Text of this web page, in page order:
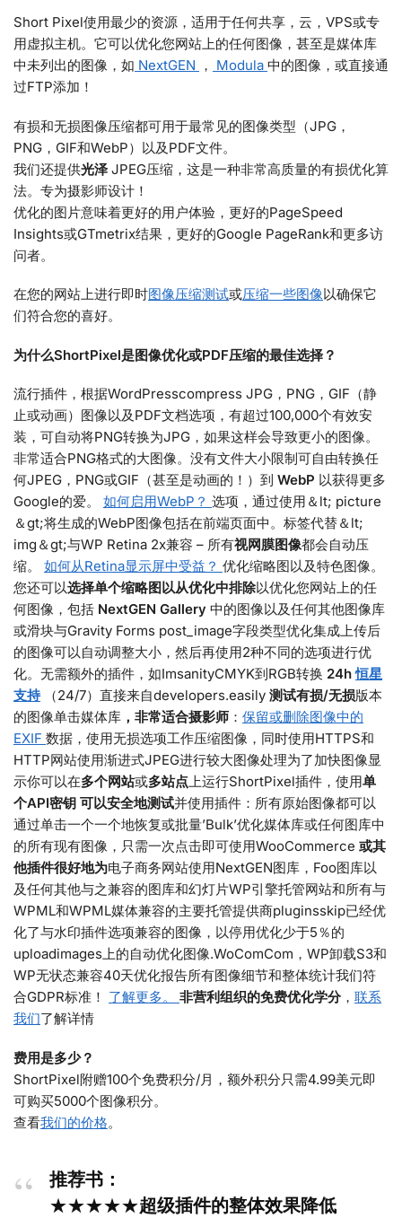
Short Pixel使用最少的资源，适用于任何共享，云，VPS或专
用虚拟主机。它可以优化您网站上的任何图像，甚至是媒体库
中未列出的图像，如 NextGEN ， Modula 中的图像，或直接通
过FTP添加！
有损和无损图像压缩都可用于最常见的图像类型（JPG，
PNG，GIF和WebP）以及PDF文件。
我们还提供光泽JPEG压缩，这是一种非常高质量的有损优化算
法。专为摄影师设计！
优化的图片意味着更好的用户体验，更好的PageSpeed
Insights或GTmetrix结果，更好的Google PageRank和更多访
问者。
在您的网站上进行即时图像压缩测试或压缩一些图像以确保它
们符合您的喜好。
为什么ShortPixel是图像优化或PDF压缩的最佳选择？
流行插件，根据WordPresscompress JPG，PNG，GIF（静
止或动画）图像以及PDF文档选项，有超过100,000个有效安
装，可自动将PNG转换为JPG，如果这样会导致更小的图像。
非常适合PNG格式的大图像。没有文件大小限制可自由转换任
何JPEG，PNG或GIF（甚至是动画的！）到 WebP 以获得更多
Google的爱。 如何启用WebP？ 选项，通过使用＆lt; picture
＆gt;将生成的WebP图像包括在前端页面中。标签代替＆lt;
img＆gt;与WP Retina 2x兼容 – 所有视网膜图像都会自动压
缩。 如何从Retina显示屏中受益？ 优化缩略图以及特色图像。
您还可以选择单个缩略图以从优化中排除以优化您网站上的任
何图像，包括 NextGEN Gallery 中的图像以及任何其他图像库
或滑块与Gravity Forms post_image字段类型优化集成上传后
的图像可以自动调整大小，然后再使用2种不同的选项进行优
化。无需额外的插件，如ImsanityCMYK到RGB转换 24h恒星
支持
（24/7）直接来自developers.easily 测试有损/无损版本
的图像单击媒体库 ，非常适合摄影师 ： 保留或删除图像中的
EXIF 数据，使用无损选项工作压缩图像，同时使用HTTPS和
HTTP网站使用渐进式JPEG进行较大图像处理为了加快图像显
示你可以在多个网站或多站点上运行ShortPixel插件，使用单
个API密钥 可以安全地测试并使用插件：所有原始图像都可以
通过单击一个一个地恢复或批量’Bulk’优化媒体库或任何图库中
的所有现有图像，只需一次点击即可使用WooCommerce 或其
他插件很好地为电子商务网站使用NextGEN图库，Foo图库以
及任何其他与之兼容的图库和幻灯片WP引擎托管网站和所有与
WPML和WPML媒体兼容的主要托管提供商pluginsskip已经优
化了与水印插件选项兼容的图像，以停用优化少于5％的
uploadimages上的自动优化图像.WoComCom，WP卸载S3和
WP无状态兼容40天优化报告所有图像细节和整体统计我们符
合GDPR标准！ 了解更多。 非营利组织的免费优化学分， 联系
我们了解详情
费用是多少？
ShortPixel附赠100个免费积分/月，额外积分只需4.99美元即
可购买5000个图像积分。
查看我们的价格。
推荐书：
★★★★★超级插件的整体效果降低